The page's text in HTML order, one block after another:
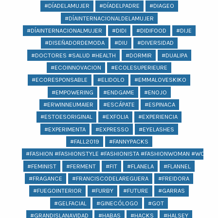
#DÍADELAMUJER #DÍADELPADRE
#DIAGEO
#DÍAINTERNACIONALDELAMUJER
#DÍAINTERNACIONALMUJER
#DIDI #DIDIFOOD
#DIJE
#DISEÑADORDEMODA
#DIU
#DIVERSIDAD
#DOCTORES #SALUD #HEALTH
#DORMIR
#DUALIPA
#ECOINNOVACION
#ECOLESUPERIEURE
#ECORESPONSABLE
#ELIDOLO
#EMMALOVESKIKO
#EMPOWERING
#ENDGAME
#ENOJO
#ERWINNEUMAIER
#ESCÁPATE
#ESPINACA
#ESTOESORIGINAL
#EXFOLIA
#EXPERIENCIA
#EXPERIMENTA
#EXPRESSO
#EYELASHES
#FALL2019
#FANNYPACKS
#FASHION #FASHIONSTYLE #FASHIONISTA #FASHIONWOMAN
#FEMINIST
#FERMENT #FIT #FLANELA
#FLANNEL
#FRAGANCE
#FRANCISCODELAREGUERA
#FREIDORA
#FUEGOINTERIOR
#FURBY #FUTURE
#GARRAS
#GELFACIAL
#GINECÓLOGO
#GOT
#GRANDISLANAVIDAD
#HABAS #HACKS #HALSEY